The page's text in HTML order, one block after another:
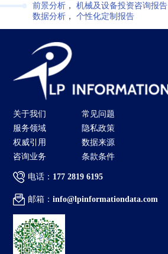
前景分析 ， 机械及设备投资咨询报告
数据分析 ， 个性化定制报告
关于我们
服务领域
权威引用
咨询业务
常见问题
隐私政策
数据来源
条款条件
电话： 177 2819 6195
邮箱：info@lpinformationdata.com